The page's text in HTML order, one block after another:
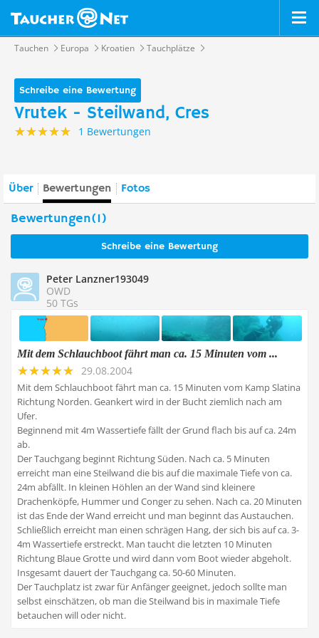
Tauchen Europa Kroatien Tauchplätze
Schreibe eine Bewertung
Vrutek - Steilwand, Cres
1 Bewertungen
Über Bewertungen Fotos
Bewertungen(1)
Schreibe eine Bewertung
Peter Lanzner193049
OWD
50 TGs
Mit dem Schlauchboot fährt man ca. 15 Minuten vom ...
29.08.2004
Mit dem Schlauchboot fährt man ca. 15 Minuten vom Kamp Slatina
Richtung Norden. Geankert wird in der Bucht ziemlich nach am
Ufer.
Beginnend mit 4m Wassertiefe fällt der Grund flach bis auf ca. 24m
ab.
Der Tauchgang beginnt Richtung Süden. Nach ca. 5 Minuten
erreicht man eine Steilwand die bis auf die maximale Tiefe von ca.
24m abfällt. In kleinen Höhlen an der Wand sind kleinere
Drachenköpfe, Hummer und Conger zu sehen. Nach ca. 20 Minuten
ist das Ende der Wand erreicht und man beginnt das Austauchen.
Schließlich erreicht man einen schrägen Hang, der sich bis auf ca. 3-
4m Wassertiefe erstreckt. Man taucht die letzten 10 Minuten
Richtung Blaue Grotte und wird dann vom Boot wieder abgeholt.
Insgesamt dauert der Tauchgang ca. 50-60 Minuten.
Der Tauchplatz ist zwar für Anfänger geeignet, jedoch sollte man
selbst einschätzen, ob man die Steilwand bis in maximale Tiefe
betauchen will oder nicht.